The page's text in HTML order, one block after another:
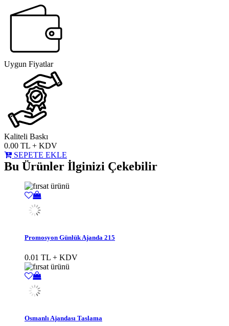
Uygun Fiyatlar
Kaliteli Baskı
0.00 TL + KDV
SEPETE EKLE
Bu Ürünler İlginizi Çekebilir
Promosyon Günlük Ajanda 215
0.01 TL + KDV
Osmanlı Ajandası Taslama